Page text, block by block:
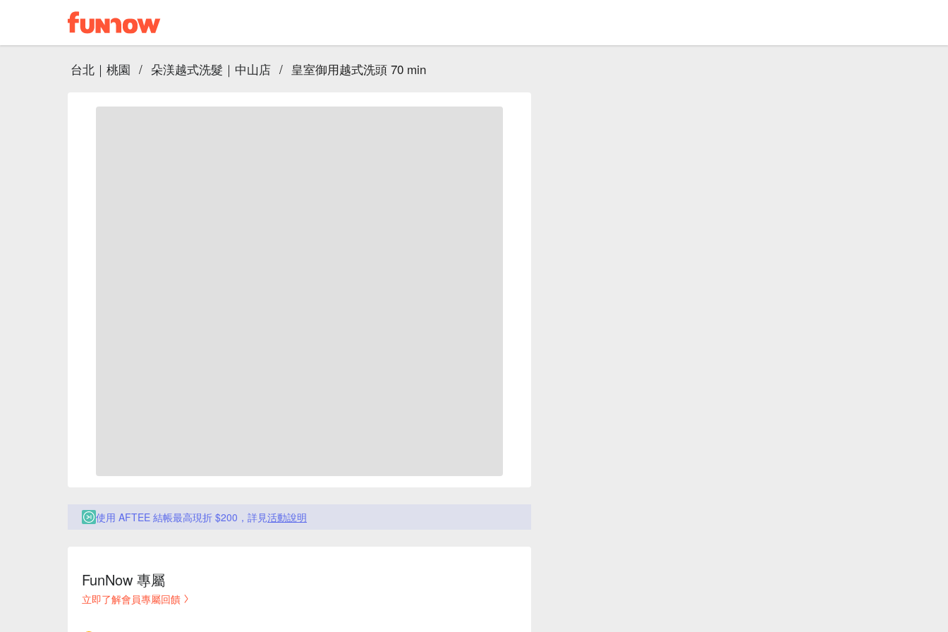
台北｜桃園 / 朵渼越式洗髮｜中山店 / 皇室御用越式洗頭 70 min
使用 AFTEE 結帳最高現折 $200，詳見活動說明
FunNow 專屬
立即了解會員專屬回饋